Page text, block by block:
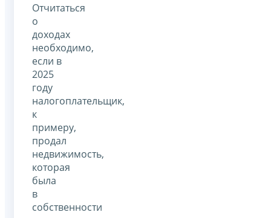
Отчитаться
о
доходах
необходимо,
если в
2025
году
налогоплательщик,
к
примеру,
продал
недвижимость,
которая
была
в
собственности